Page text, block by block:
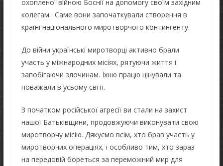
охопленої війною Боснії на допомогу своїм західним
колегам. Саме вони започаткували створення в
країні національного миротворчого контингенту.
До війни українські миротворці активно брали
участь у міжнародних місіях, рятуючи життя і
запобігаючи злочинам. Їхню працю цінували та
поважали в усьому світі.
З початком російської агресії ви стали на захист
нашої Батьківщини, продовжуючи виконувати свою
миротворчу місію. Дякуємо всім, хто брав участь у
миротворчих операціях, і особливо тим, хто зараз
на передовій бореться за переможний мир для